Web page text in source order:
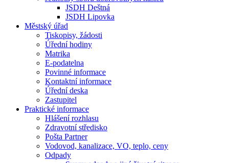
JSDH Deštná
JSDH Lipovka
Městský úřad
Tiskopisy, žádosti
Úřední hodiny
Matrika
E-podatelna
Povinné informace
Kontaktní informace
Úřední deska
Zastupitel
Praktické informace
Hlášení rozhlasu
Zdravotní středisko
Pošta Partner
Vodovod, kanalizace, VO, teplo, ceny
Odpady